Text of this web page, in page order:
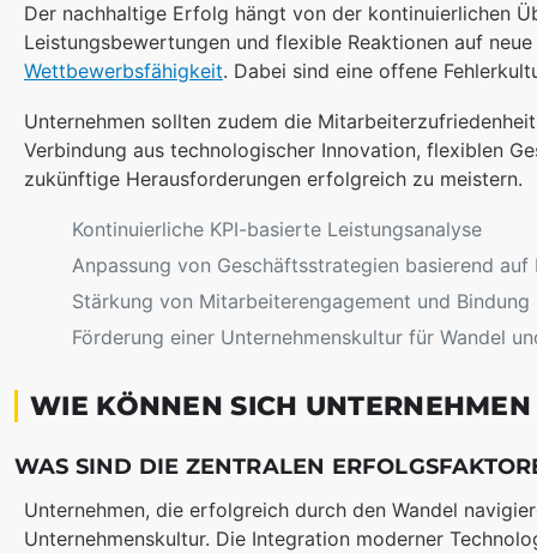
Der nachhaltige Erfolg hängt von der kontinuierlichen
Leistungsbewertungen und flexible Reaktionen auf
Wettbewerbsfähigkeit. Dabei sind eine offene
Unternehmen sollten zudem die
Verbindung aus technologischer Innovation, flexiblen
zukünftige Herausforderungen erfolgreich zu meistern.
Kontinuierliche KPI-basierte Leistungsanalyse
Anpassung von Geschäftsstrategien basierend
Stärkung von Mitarbeiterengagement und Bindung
Förderung einer Unternehmenskultur für Wandel
WIE KÖNNEN SICH
WAS SIND DIE ZENTRALEN
Unternehmen, die erfolgreich durch den Wandel
Unternehmenskultur. Die Integration moderner